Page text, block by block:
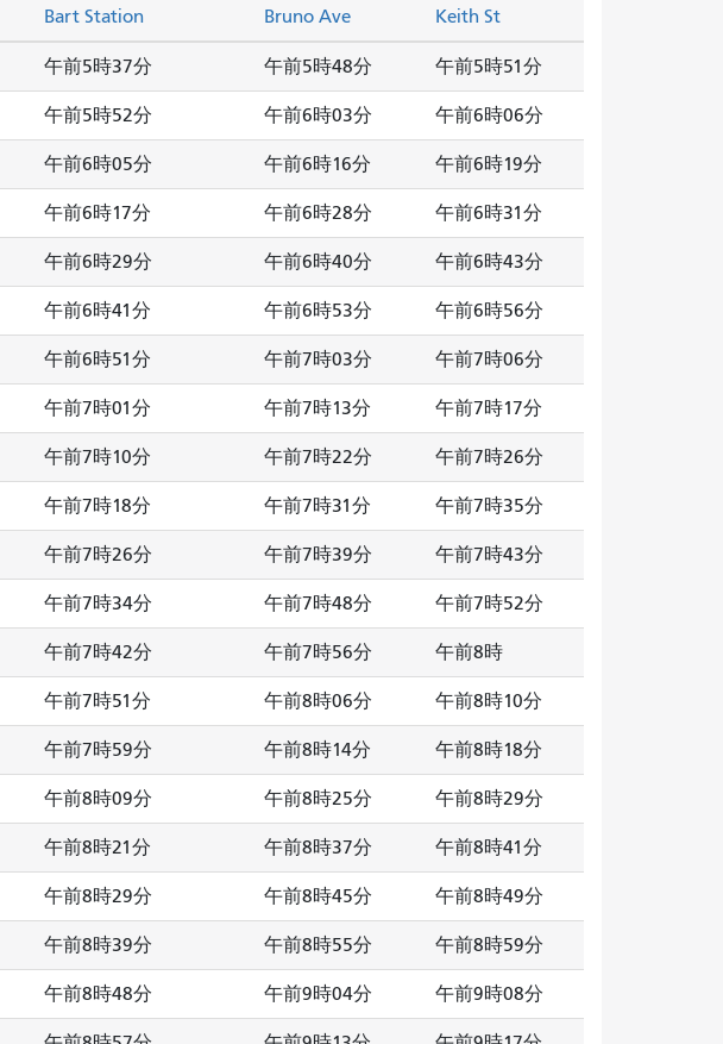
Bart Station
Bruno Ave
Keith St
午前5時37分 午前5時48分 午前5時51分
午前5時52分 午前6時03分 午前6時06分
午前6時05分 午前6時16分 午前6時19分
午前6時17分 午前6時28分 午前6時31分
午前6時29分 午前6時40分 午前6時43分
午前6時41分 午前6時53分 午前6時56分
午前6時51分 午前7時03分 午前7時06分
午前7時01分 午前7時13分 午前7時17分
午前7時10分 午前7時22分 午前7時26分
午前7時18分 午前7時31分 午前7時35分
午前7時26分 午前7時39分 午前7時43分
午前7時34分 午前7時48分 午前7時52分
午前7時42分 午前7時56分 午前8時
午前7時51分 午前8時06分 午前8時10分
午前7時59分 午前8時14分 午前8時18分
午前8時09分 午前8時25分 午前8時29分
午前8時21分 午前8時37分 午前8時41分
午前8時29分 午前8時45分 午前8時49分
午前8時39分 午前8時55分 午前8時59分
午前8時48分 午前9時04分 午前9時08分